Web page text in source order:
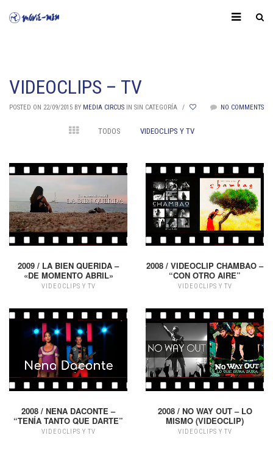
VIDEOCLIPS – TV
POSTED ON 22/09/2015 BY MEDIA CIRCUS IN SIN CATEGORÍA / NO COMMENTS
TODOS VIDEOCLIPS Y TV
2009 / LA BIEN QUERIDA –
«DE MOMENTO ABRIL»
VIDEOCLIPS Y TV
2008 / VIDEOCLIP CHAMBAO –
“CON OTRO AIRE”
VIDEOCLIPS Y TV
2008 / NENA DACONTE –
“TENÍA TANTO QUE DARTE”
VIDEOCLIPS Y TV
2008 / NO WAY OUT – LO
MISMO (VIDEOCLIP)
VIDEOCLIPS Y TV